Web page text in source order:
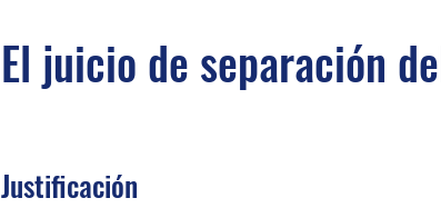
El juicio de separación
Justificación